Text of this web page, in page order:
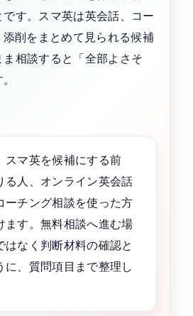
す。スマ英は英会話、コー
削をまとめて見られる候補
相談すると「全部よさそ
スマ英を候補にする前
る人、オンライン英会話
ーチング相談を使った方
ます。無料相談へ進む場
はなく判断材料の確認と
に、質問項目まで整理し